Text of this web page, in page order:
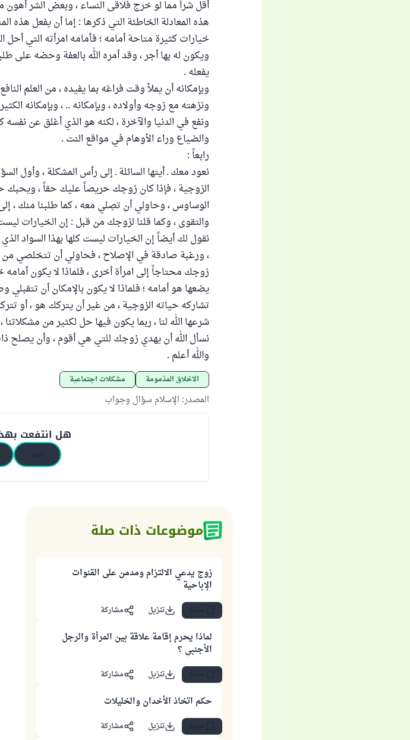
أقل شراً مما لو خرج فلاقى النساء ، وبعض الشر
هذه المعادلة الخاطئة التي ذكرها : إما أن يفعل هذه
خيارات كثيرة متاحة أمامه ؛ فأمامه امرأته التي أحل
ويكون له بها أجر ، وقد أمره الله بالعفة وحضه على
يفعله .
وبإمكانه أن يملأ وقت فراغه بما يفيده ، من العلم
ونزهته مع زوجه وأولاده ، وبإمكانه .. ، وبإمكانه
ونفع في الدنيا والآخرة ، لكنه هو الذي أغلق عن نفسه
والضياع وراء الأوهام في مواقع النت .
رابعاً :
نعود معك ـ أيتها السائلة ـ إلى رأس المشكلة ،
الزوجية ، فإذا كان زوجك حريصاً عليك حقاً ،
الوساوس ، وحاولي أن تصِلي معه ، كما طلبنا منك ،
والتقوى ، وكما قلنا لزوجك من قبل : إن الخيارات
نقول لك أيضاً إن الخيارات ليست كلها بهذا السواد
، ورغبة صادقة في الإصلاح ، فحاولي أن تتخلصي
زوجك محتاجاً إلى امرأة أخرى ، فلماذا لا يكون أمامه
يضعها هو أمامه ؛ فلماذا لا يكون بالإمكان أن
تشاركه حياته الزوجية ، من غير أن يتركك هو ، أو
شرعها الله لنا ، ربما يكون فيها حل لكثير من
نسأل الله أن يهدي زوجك للتي هي أقوم ، وأن يصلح
والله أعلم .
الأخلاق المذمومة مشكلات اجتماعية
المصدر: الإسلام سؤال وجواب
هل انتفعت
موضوعات ذات صلة
زوج يدعي الالتزام ومدمن على القنوات
الإباحية
تنزيل مشاركة
لماذا يحرم إقامة علاقة بين المرأة والرجل
الأجنبي ؟
تنزيل مشاركة
حكم اتخاذ الأخدان والخليلات
تنزيل مشاركة